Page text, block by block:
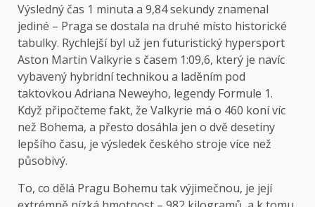
Výsledný čas 1 minuta a 9,84 sekundy znamenal
jediné – Praga se dostala na druhé místo historické
tabulky. Rychlejší byl už jen futuristický hypersport
Aston Martin Valkyrie s časem 1:09,6, který je navíc
vybavený hybridní technikou a laděním pod
taktovkou Adriana Neweyho, legendy Formule 1.
Když připočteme fakt, že Valkyrie má o 460 koní víc
než Bohema, a přesto dosáhla jen o dvě desetiny
lepšího času, je výsledek českého stroje více než
působivý.
To, co dělá Pragu Bohemu tak výjimečnou, je její